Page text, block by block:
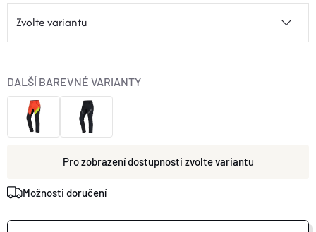
zvolte variantu
DALŠÍ BAREVNÉ VARIANTY
Možnosti doručení